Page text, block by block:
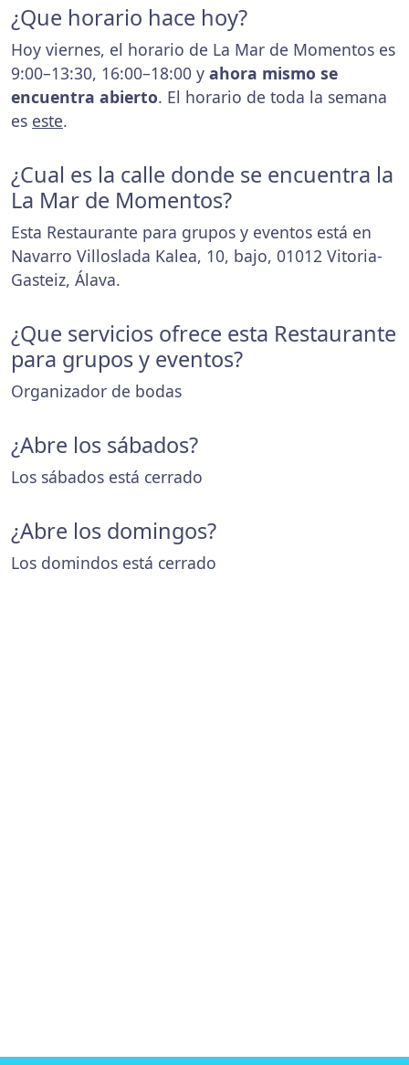
¿Que horario hace hoy?
Hoy viernes, el horario de La Mar de Momentos es
9:00–13:30, 16:00–18:00 y ahora mismo se
encuentra abierto. El horario de toda la semana
es este.
¿Cual es la calle donde se encuentra la
La Mar de Momentos?
Esta Restaurante para grupos y eventos está en
Navarro Villoslada Kalea, 10, bajo, 01012 Vitoria-
Gasteiz, Álava.
¿Que servicios ofrece esta Restaurante
para grupos y eventos?
Organizador de bodas
¿Abre los sábados?
Los sábados está cerrado
¿Abre los domingos?
Los domindos está cerrado